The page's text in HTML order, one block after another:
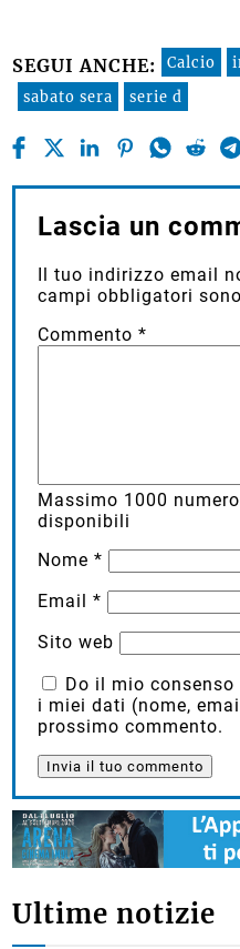
SEGUI ANCHE: Calcio
sabato sera
serie d
Lascia un
Il tuo indirizzo email
campi obbligatori
Commento*
Massimo 1000
disponibili
Nome*
Email*
Sito web
Do il mio
i miei dati (nome,
prossimo commento.
Ultime notizie